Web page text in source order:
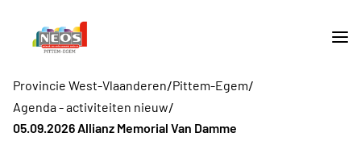
Provincie West-Vlaanderen/Pittem-Egem/
Agenda - activiteiten nieuw/
05.09.2026 Allianz Memorial Van Damme